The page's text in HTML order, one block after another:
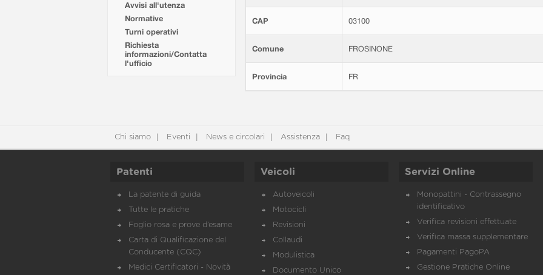
Avvisi all'utenza
Normative
Turni operativi
Richiesta
informazioni/Contatta
l'ufficio
CAP 03100
Comune FROSINONE
Provincia FR
Chi siamo Eventi News e circolari Assistenza Faq
Patenti
La patente di guida
Tutte le pratiche
Foglio rosa e prove d’esame
Carta di Qualificazione del
Conducente (CQC)
Medici Certificatori - Novità
Veicoli
Autoveicoli
Motocicli
Revisioni
Collaudi
Modulistica
Documento Unico
Servizi Online
Monopattini - Contrassegno
identificativo
Verifica revisioni effettuate
Verifica massa supplementare
Pagamenti PagoPA
Gestione Pratiche Online